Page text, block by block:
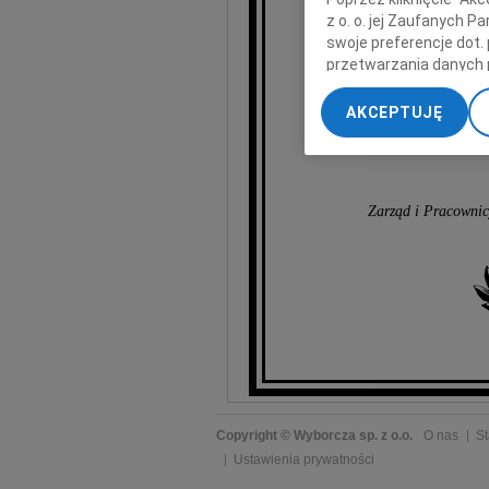
Zarząd i
Copyright © Wyborcza sp. z o.o. O nas
Ustawienia prywatności
z o. o. jej Zaufanych
swoje preferencje dot.
przetwarzania danych
„Ustawienia
My, nasi Zaufani
dokładnych danych
Przechowywanie
AKCEPTUJĘ